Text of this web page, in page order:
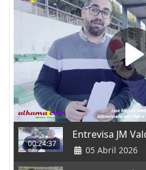
00:24:37
Entrevisa JM
05 Abril 2026